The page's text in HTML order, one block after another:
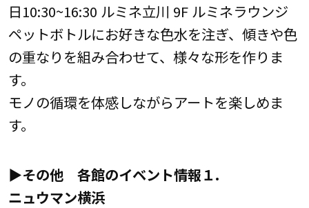
日10:30~16:30 ルミネ立川 9F ルミネラウンジ
ペットボトルにお好きな色水を注ぎ、傾きや色
の重なりを組み合わせて、様々な形を作りま
す。
モノの循環を体感しながらアートを楽しめま
す。
▶その他 各館のイベント情報１.
ニュウマン横浜